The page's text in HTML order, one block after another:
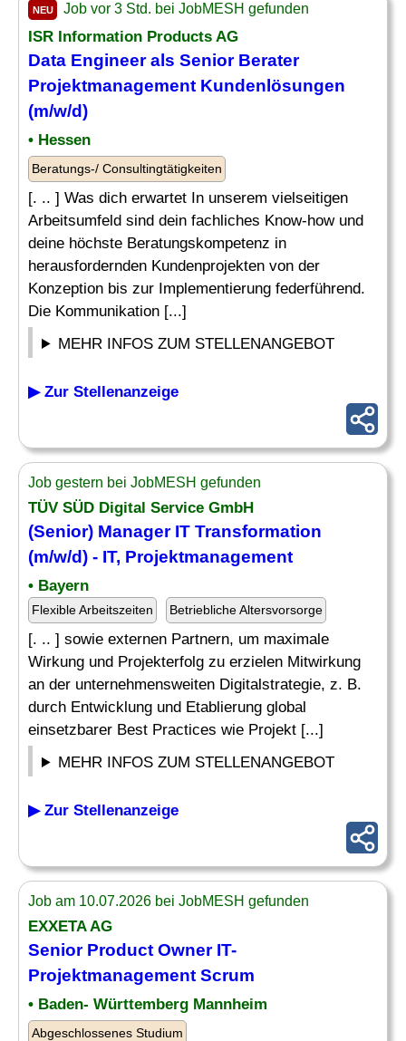
NEU Job vor 3 Std. bei JobMESH gefunden
ISR Information Products AG
Data Engineer als SeniorBerater
Projektmanagement Kundenlösungen
(m/w/d)
• Hessen
Beratungs-/ Consultingtätigkeiten
[. .. ] Was dich erwartet In unserem vielseitigen
Arbeitsumfeld sind dein fachliches Know-how und
deine höchste Beratungskompetenz in
herausfordernden Kundenprojekten von der
Konzeption bis zur Implementierung federführend.
Die Kommunikation [...]
MEHR INFOS ZUM STELLENANGEBOT
▶ Zur Stellenanzeige
Job gestern bei JobMESH gefunden
TÜV SÜD Digital Service GmbH
(Senior) Manager IT Transformation
(m/w/d) - IT, Projektmanagement
• Bayern
Flexible Arbeitszeiten Betriebliche Altersvorsorge
[. .. ] sowie externen Partnern, um maximale
Wirkung und Projekterfolg zu erzielen Mitwirkung
an der unternehmensweiten Digitalstrategie, z. B.
durch Entwicklung und Etablierung global
einsetzbarer Best Practices wie Projekt [...]
MEHR INFOS ZUM STELLENANGEBOT
▶ Zur Stellenanzeige
Job am 10.07.2026 bei JobMESH gefunden
EXXETA AG
SeniorProduct Owner IT-
Projektmanagement Scrum
• Baden- Württemberg Mannheim
Abgeschlossenes Studium